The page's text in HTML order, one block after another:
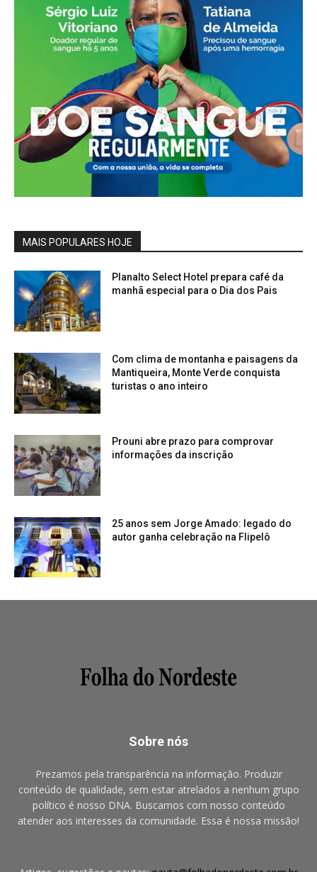
MAIS POPULARES HOJE
Planalto Select Hotel prepara café da
manhã especial para o Dia dos Pais
Com clima de montanha e paisagens da
Mantiqueira, Monte Verde conquista
turistas o ano inteiro
Prouni abre prazo para comprovar
informações da inscrição
25 anos sem Jorge Amado: legado do
autor ganha celebração na Flipelô
Sobre nós
Prezamos pela transparência na informação. Produzir
conteúdo de qualidade, sem estar atrelados a nenhum grupo
político é nosso DNA. Buscamos com nosso conteúdo
atender aos interesses da comunidade. Essa é nossa missão!